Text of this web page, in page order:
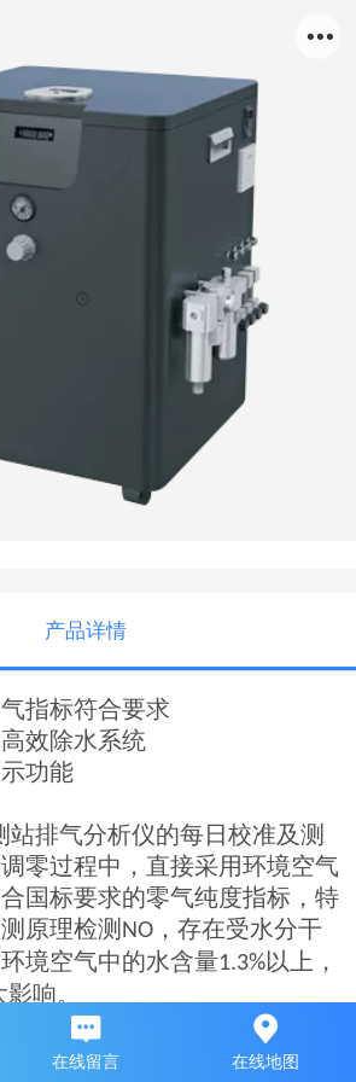
产品详情
指标符合要求
效除水系统
功能
站排气分析仪的每日校准及测
零过程中，直接采用环境空气
国标要求的零气纯度指标，特
原理检测 NO ，存在受水分干
境空气中的水含量1.3%以上，
响。
测站采用零气调零，满足国标
用量很大，增加了检测站的运
在线留言 在线地图